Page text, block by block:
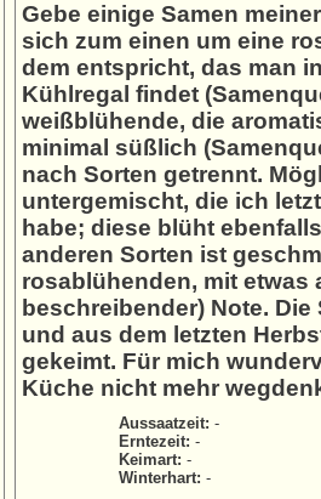
Gebe einige Samen
sich zum einen um eine
dem entspricht, das man
Kühlregal findet
weißblühende, die
minimal süßlich
nach Sorten getrennt.
untergemischt, die ich
habe; diese blüht
anderen Sorten ist
rosablühenden, mit etwas
beschreibender) Note.
und aus dem letzten
gekeimt. Für mich
Küche nicht mehr
Aussaatzeit: -
Erntezeit: -
Keimart: -
Winterhart: -